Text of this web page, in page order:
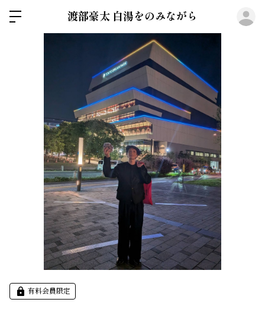
渡部豪太 白湯をのみながら
有料会員限定